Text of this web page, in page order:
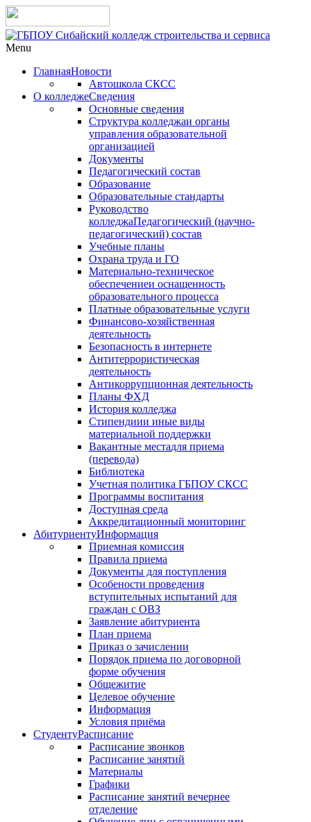
Menu
ГлавнаяНовости
Автошкола СКСС
О колледжеСведения
Основные сведения
Структура колледжаи органы
управления образовательной
организацией
Документы
Педагогический состав
Образование
Образовательные стандарты
Руководство
колледжаПедагогический (научно-
педагогический) состав
Учебные планы
Охрана труда и ГО
Материально-техническое
обеспечениеи оснащенность
образовательного процесса
Платные образовательные услуги
Финансово-хозяйственная
деятельность
Безопасность в интернете
Антитеррористическая
деятельность
Антикоррупционная деятельность
Планы ФХД
История колледжа
Стипендиии иные виды
материальной поддержки
Вакантные местадля приема
(перевода)
Библиотека
Учетная политика ГБПОУ СКСС
Программы воспитания
Доступная среда
Аккредитационный мониторинг
АбитуриентуИнформация
Приемная комиссия
Правила приема
Документы для поступления
Особености проведения
вступительных испытаний для
граждан с ОВЗ
Заявление абитуриента
План приема
Приказ о зачислении
Порядок приема по договорной
форме обучения
Общежитие
Целевое обучение
Информация
Условия приёма
СтудентуРасписание
Расписание звонков
Расписание занятий
Материалы
Графики
Расписание занятий вечернее
отделение